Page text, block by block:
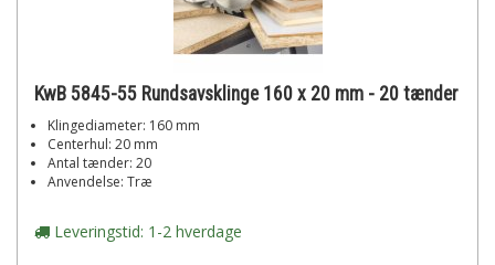
KwB 5845-55 Rundsavsklinge 160 x 20 mm - 20 tænder
Klingediameter: 160 mm
Centerhul: 20 mm
Antal tænder: 20
Anvendelse: Træ
Leveringstid: 1-2 hverdage